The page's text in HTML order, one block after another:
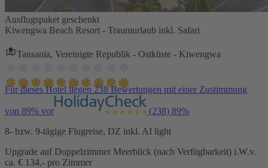
Ausflugspaket geschenkt
Kiwengwa Beach Resort - Traumurlaub inkl. Safari
Tansania, Vereinigte Republik - Ostküste - Kiwengwa
Für dieses Hotel liegen 238 Bewertungen mit einer Zustimmung
von 89% vor (238) 89%
8- bzw. 9-tägige Flugreise, DZ inkl. AI light
Upgrade auf Doppelzimmer Meerblick (nach Verfügbarkeit) i.W.v.
ca. € 134,- pro Zimmer